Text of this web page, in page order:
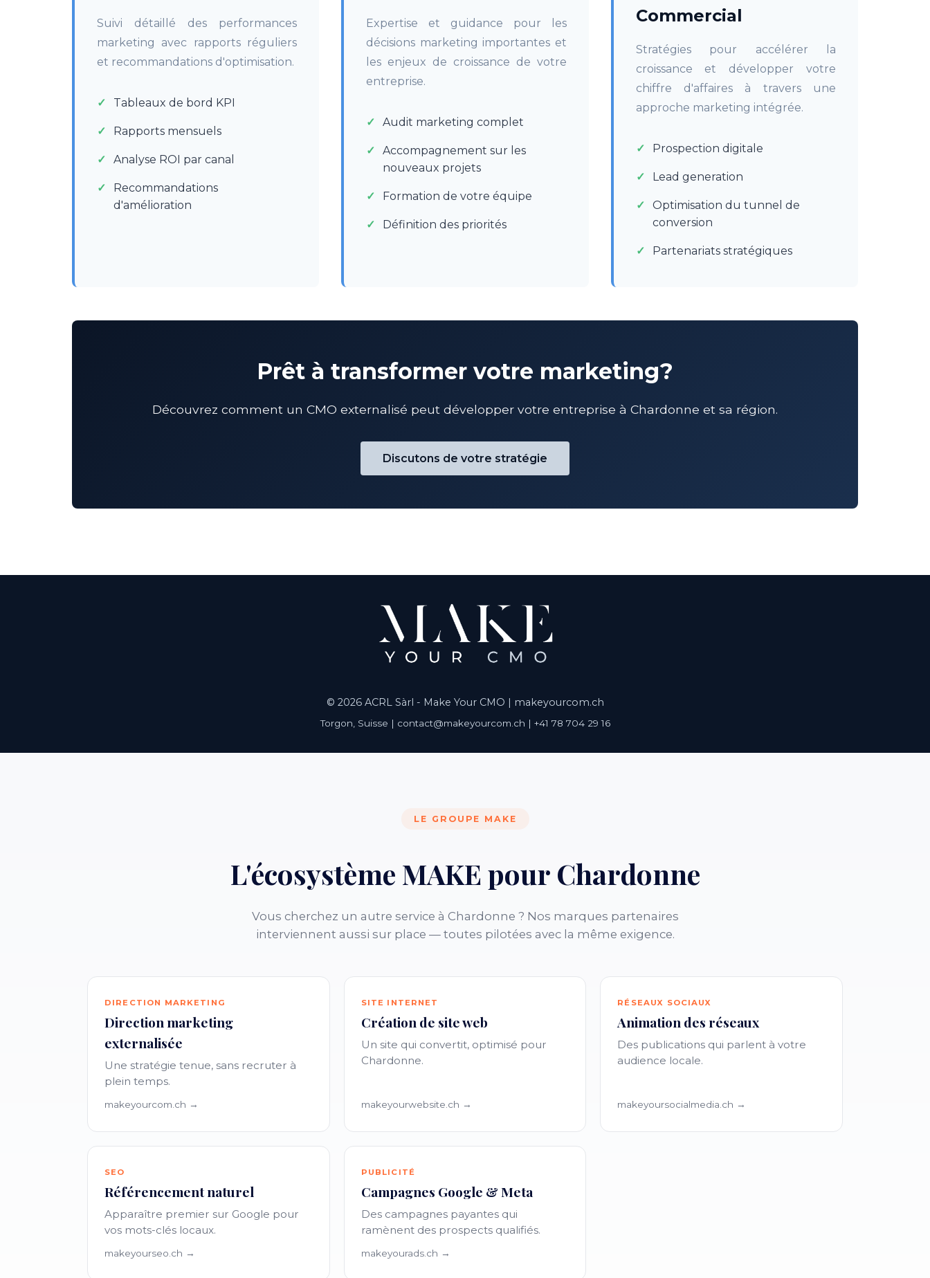
Suivi détaillé des performances
marketing avec rapports réguliers
et recommandations d'optimisation.
Tableaux de bord KPI
Rapports mensuels
Analyse ROI par canal
Recommandations
d'amélioration
Expertise et guidance pour les
décisions marketing importantes et
les enjeux de croissance de votre
entreprise.
Audit marketing complet
Accompagnement sur les
nouveaux projets
Formation de votre équipe
Définition des priorités
Commercial
Stratégies pour accélérer la
croissance et développer votre
chiffre d'affaires à travers une
approche marketing intégrée.
Prospection digitale
Lead generation
Optimisation du tunnel de
conversion
Partenariats stratégiques
Prêt à transformer votre marketing?
Découvrez comment un CMO externalisé peut développer votre entreprise à Chardonne et sa région.
Discutons de votre stratégie
© 2026 ACRL Sàrl - Make Your CMO | makeyourcom.ch
Torgon, Suisse | contact@makeyourcom.ch | +41 78 704 29 16
LE GROUPE MAKE
L'écosystème MAKE pour Chardonne
Vous cherchez un autre service à Chardonne ? Nos marques partenaires
interviennent aussi sur place — toutes pilotées avec la même exigence.
DIRECTION MARKETING
Direction marketing
externalisée
Une stratégie tenue, sans recruter à
plein temps.
makeyourcom.ch →
SITE INTERNET
Création de site web
Un site qui convertit, optimisé pour
Chardonne.
makeyourwebsite.ch →
RÉSEAUX SOCIAUX
Animation des réseaux
Des publications qui parlent à votre
audience locale.
makeyoursocialmedia.ch →
SEO
Référencement naturel
Apparaître premier sur Google pour
vos mots-clés locaux.
makeyourseo.ch →
PUBLICITÉ
Campagnes Google & Meta
Des campagnes payantes qui
ramènent des prospects qualifiés.
makeyourads.ch →